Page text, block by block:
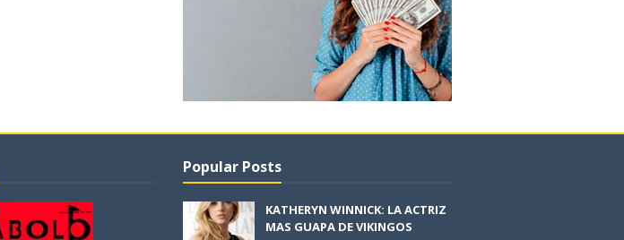
Popular Posts
KATHERYN WINNICK: LA ACTRIZ
MAS GUAPA DE VIKINGOS